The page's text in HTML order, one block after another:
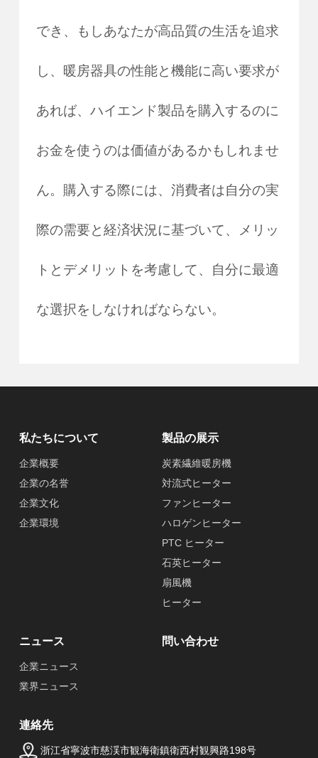
でき、もしあなたが高品質の生活を追求
し、暖房器具の性能と機能に高い要求が
あれば、ハイエンド製品を購入するのに
お金を使うのは価値があるかもしれませ
ん。購入する際には、消費者は自分の実
際の需要と経済状況に基づいて、メリッ
トとデメリットを考慮して、自分に最適
な選択をしなければならない。
私たちについて
企業概要
企業の名誉
企業文化
企業環境
製品の展示
炭素繊維暖房機
対流式ヒーター
ファンヒーター
ハロゲンヒーター
PTC ヒーター
石英ヒーター
扇風機
ヒーター
ニュース
企業ニュース
業界ニュース
問い合わせ
連絡先
浙江省寧波市慈渓市観海衛鎮衛西村観興路198号